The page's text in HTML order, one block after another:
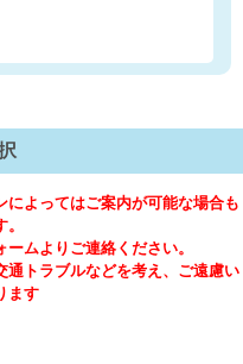
よってはご案内が可能な場合も
ムよりご連絡ください。
トラブルなどを考え、ご遠慮い
ます